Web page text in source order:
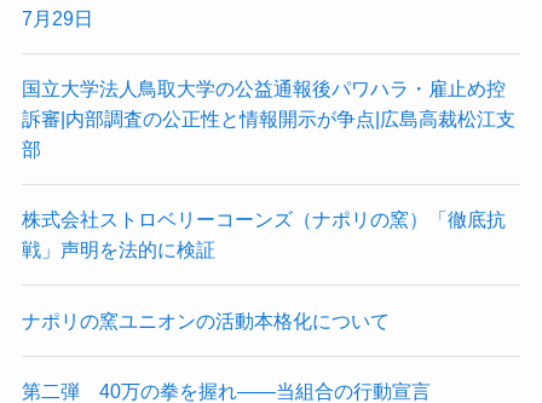
7月29日
国立大学法人鳥取大学の公益通報後パワハラ・雇止め控
訴審|内部調査の公正性と情報開示が争点|広島高裁松江支
部
株式会社ストロベリーコーンズ（ナポリの窯）「徹底抗
戦」声明を法的に検証
ナポリの窯ユニオンの活動本格化について
第二弾 40万の拳を握れ——当組合の行動宣言